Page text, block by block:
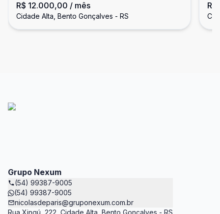
R$ 12.000,00 / mês
Cidade Alta, Bento Gonçalves - RS
Grupo Nexum
(54) 99387-9005
(54) 99387-9005
nicolasdeparis@gruponexum.com.br
Rua Xingú, 222, Cidade Alta, Bento Gonçalves - RS